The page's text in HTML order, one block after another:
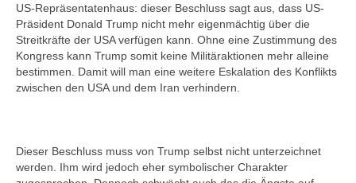
US-Repräsentatenhaus: dieser Beschluss sagt aus, dass US-
Präsident Donald Trump nicht mehr eigenmächtig über die
Streitkräfte der USA verfügen kann. Ohne eine Zustimmung des
Kongress kann Trump somit keine Militäraktionen mehr alleine
bestimmen. Damit will man eine weitere Eskalation des Konflikts
zwischen den USA und dem Iran verhindern.
Dieser Beschluss muss von Trump selbst nicht unterzeichnet
werden. Ihm wird jedoch eher symbolischer Charakter